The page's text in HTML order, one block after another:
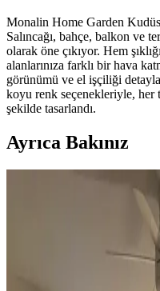
Monalin Home Garden
Salıncağı, bahçe, balkon ve
olarak öne çıkıyor. Hem
alanlarınıza farklı bir hava
görünümü ve el işçiliği
koyu renk seçenekleriyle, her
şekilde tasarlandı.
Ayrıca Bakınız
Koltuk ve Aksesuar
Dekorasyonda Görsel
Koltuk ve aksesuar
yol açabilir. Halı, perde,
dengelenerek mekanın estetik